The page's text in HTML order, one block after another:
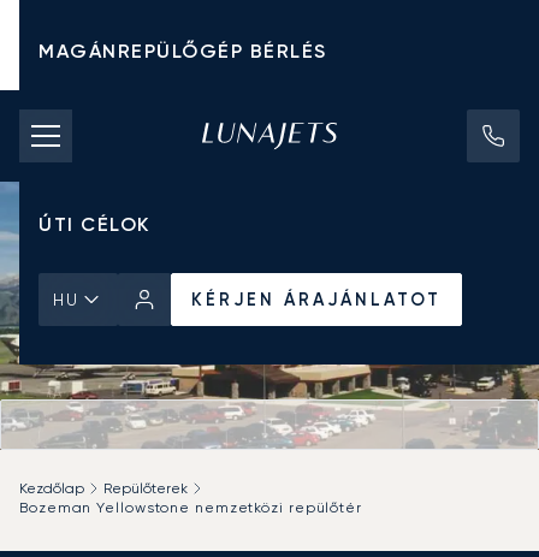
MAGÁNREPÜLŐGÉP BÉRLÉS
CHARTER ÁRAK
MAGÁNREPÜLŐGÉPEK
ÚTI CÉLOK
HU KÉRJEN ÁRAJÁNLATOT
Kezdőlap
Repülőterek
Bozeman Yellowstone nemzetközi repülőtér